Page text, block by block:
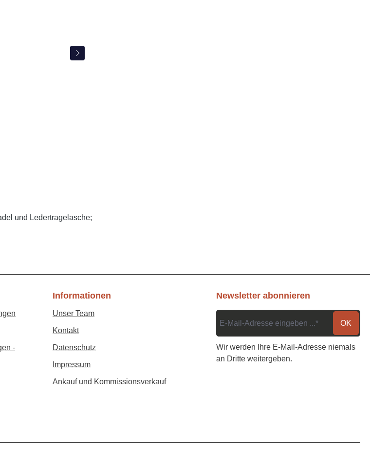
und Ledertragelasche;
-
Informationen
Unser Team
Kontakt
Datenschutz
Impressum
Ankauf und Kommissionsverkauf
Newsletter abonnieren
OK
Wir werden Ihre E-Mail-Adresse niemals
an Dritte weitergeben.